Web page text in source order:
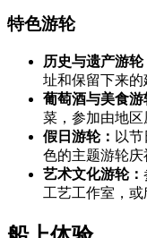
特色游轮
历史与遗产游轮
址和保留下来的
葡萄酒与美食游
菜，参加由地区
假日游轮： 以
色的主题游轮庆
艺术文化游轮：
工艺工作室，或